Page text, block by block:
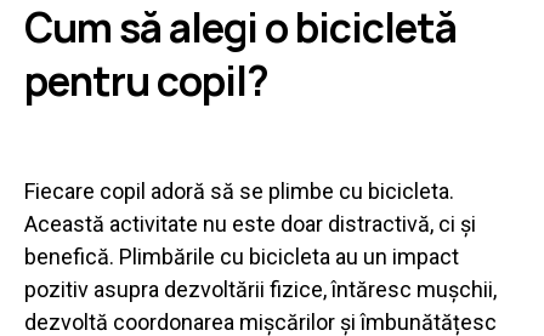
Cum să alegi o bicicletă
pentru copil?
Fiecare copil adoră să se plimbe cu bicicleta.
Această activitate nu este doar distractivă, ci și
benefică. Plimbările cu bicicleta au un impact
pozitiv asupra dezvoltării fizice, întăresc mușchii,
dezvoltă coordonarea mișcărilor și îmbunătățesc